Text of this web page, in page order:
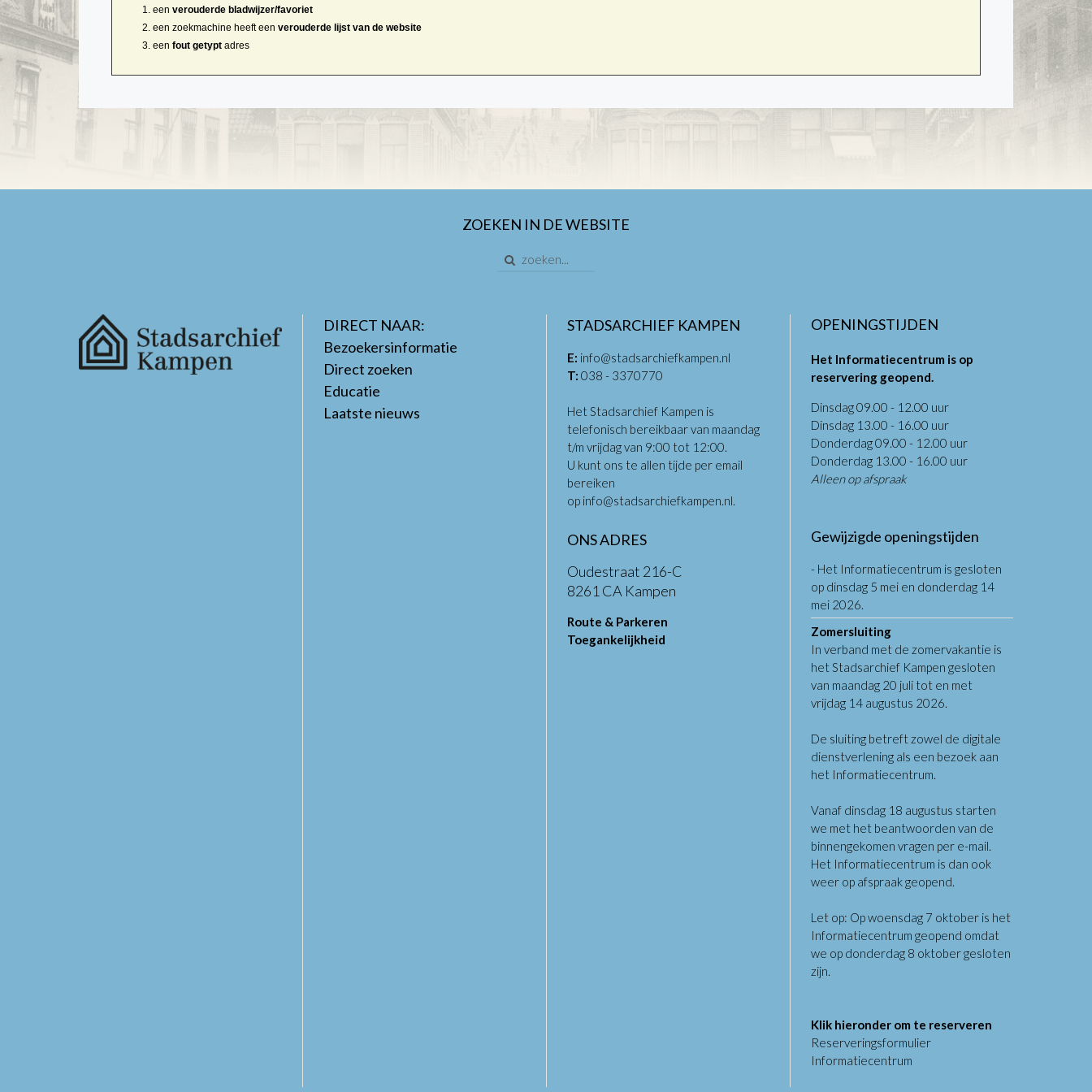
een verouderde bladwijzer/favoriet
een zoekmachine heeft een verouderde lijst van de website
een fout getypt adres
ZOEKEN IN DE WEBSITE
DIRECT NAAR:
Bezoekersinformatie
Direct zoeken
Educatie
Laatste nieuws
STADSARCHIEF KAMPEN
E: info@stadsarchiefkampen.nl
T: 038 - 3370770
Het Stadsarchief Kampen is
telefonisch bereikbaar van maandag
t/m vrijdag van 9:00 tot 12:00.
U kunt ons te allen tijde per email
bereiken
op info@stadsarchiefkampen.nl.
ONS ADRES
Oudestraat 216-C
8261 CA Kampen
Route & Parkeren
Toegankelijkheid
OPENINGSTIJDEN
Het Informatiecentrum is op
reservering geopend.
Dinsdag 09.00 - 12.00 uur
Dinsdag 13.00 - 16.00 uur
Donderdag 09.00 - 12.00 uur
Donderdag 13.00 - 16.00 uur
Alleen op afspraak
Gewijzigde openingstijden
- Het Informatiecentrum is gesloten
op dinsdag 5 mei en donderdag 14
mei 2026.
Zomersluiting
In verband met de zomervakantie is
het Stadsarchief Kampen gesloten
van maandag 20 juli tot en met
vrijdag 14 augustus 2026.
De sluiting betreft zowel de digitale
dienstverlening als een bezoek aan
het Informatiecentrum.
Vanaf dinsdag 18 augustus starten
we met het beantwoorden van de
binnengekomen vragen per e-mail.
Het Informatiecentrum is dan ook
weer op afspraak geopend.
Let op: Op woensdag 7 oktober is het
Informatiecentrum geopend omdat
we op donderdag 8 oktober gesloten
zijn.
Klik hieronder om te reserveren
Reserveringsformulier
Informatiecentrum